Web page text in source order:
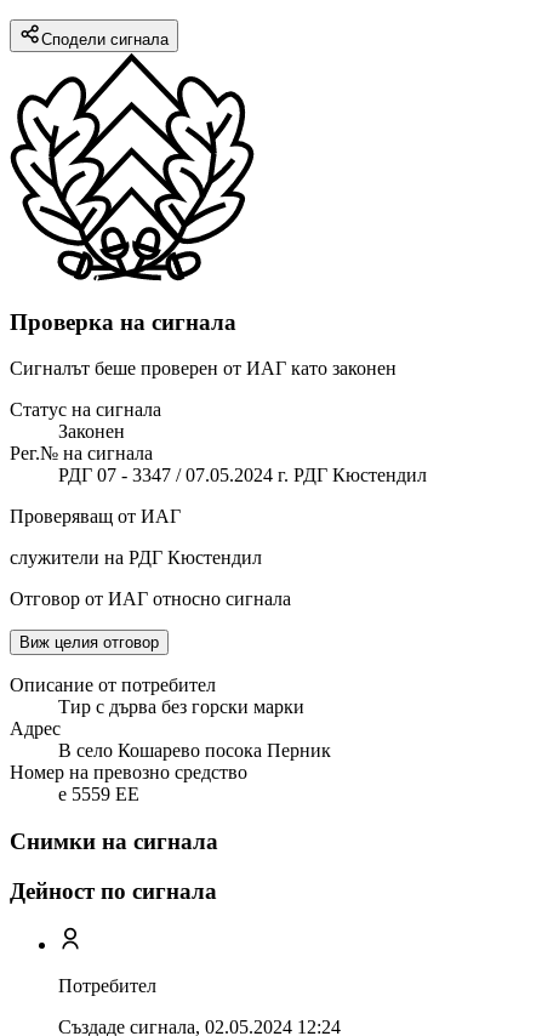
Сподели сигнала
Проверка на сигнала
Сигналът беше проверен от ИАГ като законен
Статус на сигнала
Законен
Рег.№ на сигнала
РДГ 07 - 3347 / 07.05.2024 г. РДГ Кюстендил
Проверяващ от ИАГ
служители на РДГ Кюстендил
Отговор от ИАГ относно сигнала
Виж целия отговор
Описание от потребител
Тир с дърва без горски марки
Адрес
В село Кошарево посока Перник
Номер на превозно средство
e 5559 EE
Снимки на сигнала
Дейност по сигнала
Потребител
Създаде сигнала, 02.05.2024 12:24